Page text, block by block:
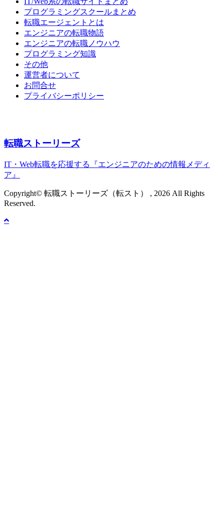
プログラミングスクールまとめ
転職エージェントとは
エンジニアの転職物語
エンジニアの転職ノウハウ
プログラミング知識
その他
運営者について
お問合せ
プライバシーポリシー
転職ストーリーズ
IT・Web転職を応援する『エンジニアのための情報メディ
ア』
Copyright© 転職ストーリーズ（転スト） , 2026 All Rights
Reserved.